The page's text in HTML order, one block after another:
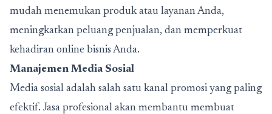
mudah menemukan produk atau layanan Anda,
meningkatkan peluang penjualan, dan memperkuat
kehadiran online bisnis Anda.
Manajemen Media Sosial
Media sosial adalah salah satu kanal promosi yang paling
efektif. Jasa profesional akan membantu membuat